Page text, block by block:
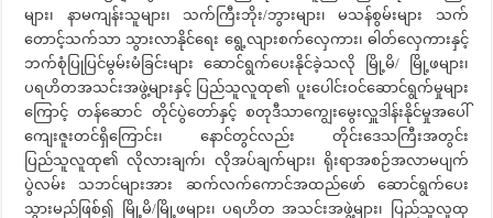
များ၊ နာမကျန်းသူများ၊ သက်ကြီးဘိုး/ဘွားများ၊ မသန်စွမ်းများ သက်
တောင့်သက်သာ သွားလာနိုင်ရေး ရွေ့လျားစက်လှေကား၊ ဓါတ်လှေကားနှင့်
ဘက်စုံပြုပြင်မွမ်းမံခြင်းများ ဆောင်ရွက်ပေးနိုင်ခဲ့သလို မြို့မိ/ မြို့ဖများ၊
ပရဟိတအသင်းအဖွဲ့များနှင့် ပြည်သူလူထု၏ ပူးပေါင်းဝင်ဆောင်ရွက်မှုများ
ကြောင့် တန်ဆောင် တိုင်ပွဲတော်နှင့် စတုဒီသာကျွေးမွေးလှူဒါန်းနိုင်မှုအပေါ်
ကျေးဇူးတင်ရှိကြောင်း၊ နောင်တွင်လည်း တိုင်းဒေသကြီးအတွင်း
ပြည်သူလူထု၏ လိုလားချက်၊ လိုအပ်ချက်များ၊ ရိုးရာအစဉ်အလာမပျက်
ပွဲလမ်း သဘင်များအား ဆက်လက်ကောင်အထည်ဖော် ဆောင်ရွက်ပေး
သွားမည်ဖြစ်၍ မြို့မိ/မြို့ဖများ၊ ပရဟိတ အသင်းအဖွဲ့များ၊ ပြည်သူလူထု